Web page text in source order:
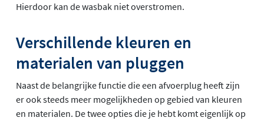
Hierdoor kan de wasbak niet overstromen.
Verschillende kleuren en
materialen van pluggen
Naast de belangrijke functie die een afvoerplug heeft zijn
er ook steeds meer mogelijkheden op gebied van kleuren
en materialen. De twee opties die je hebt komt eigenlijk op